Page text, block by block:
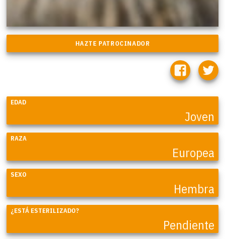
EDAD
Joven
RAZA
Europea
SEXO
Hembra
¿ESTÁ ESTERILIZADO?
Pendiente